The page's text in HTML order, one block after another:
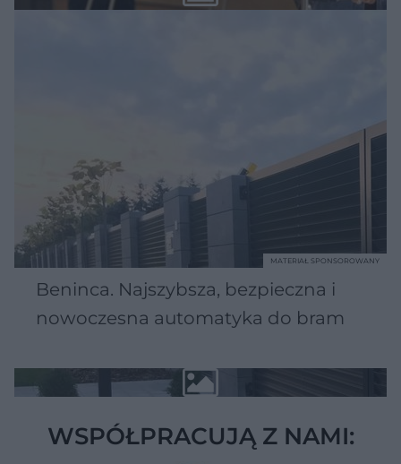
Beninca. Najszybsza, bezpieczna i
nowoczesna automatyka do bram
MATERIAŁ SPONSOROWANY
WSPÓŁPRACUJĄ Z NAMI: